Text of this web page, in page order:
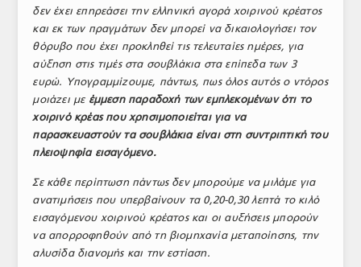
δεν έχει επηρεάσει την ελληνική αγορά χοιρινού κρέατος
και εκ των πραγμάτων δεν μπορεί να δικαιολογήσει τον
θόρυβο που έχει προκληθεί τις τελευταίες ημέρες, για
αύξηση στις τιμές στα σουβλάκια στα επίπεδα των 3
ευρώ. Υπογραμμίζουμε, πάντως, πως όλος αυτός ο ντόρος
μοιάζει με έμμεση παραδοχή των εμπλεκομένων ότι το
χοιρινό κρέας που χρησιμοποιείται για να
παρασκευαστούν τα σουβλάκια είναι στη συντριπτική του
πλειοψηφία εισαγόμενο.
Σε κάθε περίπτωση πάντως δεν μπορούμε να μιλάμε για
ανατιμήσεις που υπερβαίνουν τα 0,20-0,30 λεπτά το κιλό
εισαγόμενου χοιρινού κρέατος και οι αυξήσεις μπορούν
να απορροφηθούν από τη βιομηχανία μεταποίησης, την
αλυσίδα διανομής και την εστίαση.